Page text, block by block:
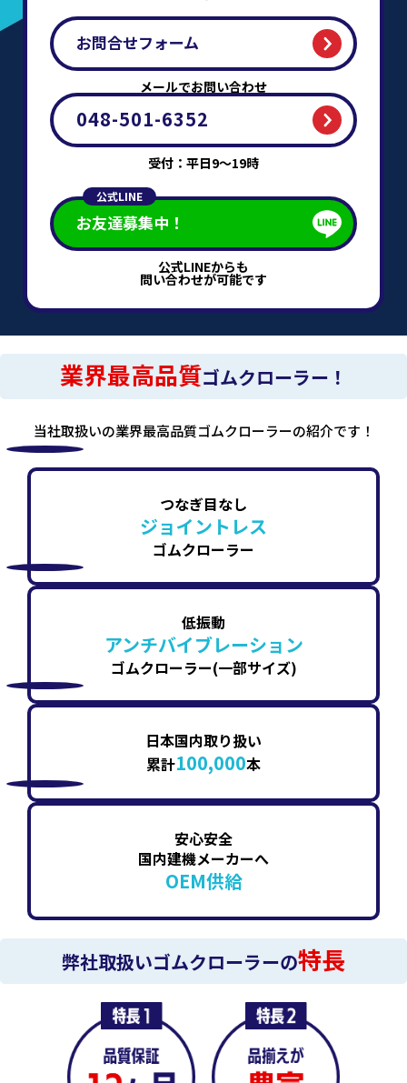
お問合せフォーム
メールでお問い合わせ
048-501-6352
受付：平日9～19時
公式LINE
お友達募集中！
公式LINEからも
問い合わせが可能です
業界最高品質ゴムクローラー！
当社取扱いの業界最高品質ゴムクローラーの紹介です！
つなぎ目なし
ジョイントレス
ゴムクローラー
低振動
アンチバイブレーション
ゴムクローラー(一部サイズ)
日本国内取り扱い
累計100,000本
安心安全
国内建機メーカーへ
OEM供給
弊社取扱いゴムクローラーの特長